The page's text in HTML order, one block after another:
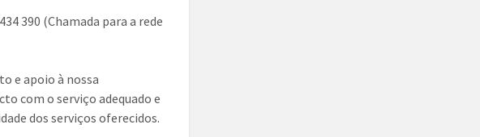
390 (Chamada para a rede
e apoio à nossa
com o serviço adequado e
dos serviços oferecidos.